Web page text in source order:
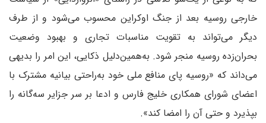
خارجی روسیه بعد از جنگ اوکراین محسوب می‌شود و از طرف
دیگر می‌تواند به تقویت مناسبات تجاری و بهبود وضعیت
بحران‌زده روسیه منجر شود. به‌همین‌دلیل ذکایی، این امر را بدیهی
می‌داند که «روسیه پای منافع ملی خود به‌راحتی بیانیه مشترک با
اعضای شورای همکاری خلیج فارس و ادعا بر سر جزایر سه‌گانه را
بپذیرد و حتی آن را امضا کند».